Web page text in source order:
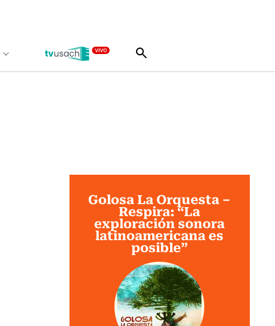
Golosa La Orquesta –
Respira: “La
exploración sonora
latinoamericana es
posible”